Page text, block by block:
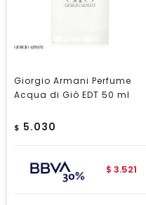
Giorgio Armani Perfume
Acqua di Giò EDT 50 ml
$ 5.030
$ 3.521